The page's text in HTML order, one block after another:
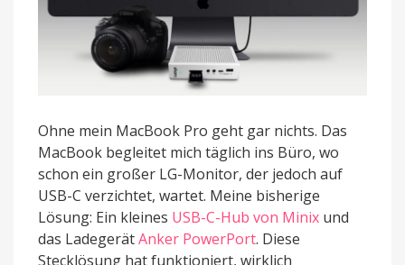
Ohne mein MacBook Pro geht gar nichts. Das
MacBook begleitet mich täglich ins Büro, wo
schon ein großer LG-Monitor, der jedoch auf
USB-C verzichtet, wartet. Meine bisherige
Lösung: Ein kleines USB-C-Hub von Minix und
das LadegerätAnker PowerPort. Diese
Stecklösung hat funktioniert, wirklich